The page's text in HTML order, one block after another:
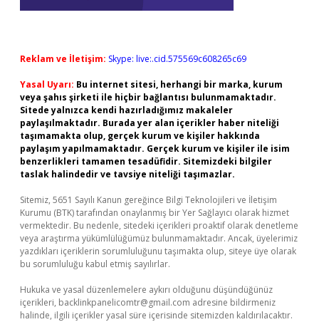
Reklam ve İletişim: Skype: live:.cid.575569c608265c69
Yasal Uyarı: Bu internet sitesi, herhangi bir marka, kurum
veya şahıs şirketi ile hiçbir bağlantısı bulunmamaktadır.
Sitede yalnızca kendi hazırladığımız makaleler
paylaşılmaktadır. Burada yer alan içerikler haber niteliği
taşımamakta olup, gerçek kurum ve kişiler hakkında
paylaşım yapılmamaktadır. Gerçek kurum ve kişiler ile isim
benzerlikleri tamamen tesadüfidir. Sitemizdeki bilgiler
taslak halindedir ve tavsiye niteliği taşımazlar.
Sitemiz, 5651 Sayılı Kanun gereğince Bilgi Teknolojileri ve İletişim
Kurumu (BTK) tarafından onaylanmış bir Yer Sağlayıcı olarak hizmet
vermektedir. Bu nedenle, sitedeki içerikleri proaktif olarak denetleme
veya araştırma yükümlülüğümüz bulunmamaktadır. Ancak, üyelerimiz
yazdıkları içeriklerin sorumluluğunu taşımakta olup, siteye üye olarak
bu sorumluluğu kabul etmiş sayılırlar.
Hukuka ve yasal düzenlemelere aykırı olduğunu düşündüğünüz
içerikleri, backlinkpanelicomtr@gmail.com adresine bildirmeniz
halinde, ilgili içerikler yasal süre içerisinde sitemizden kaldırılacaktır.